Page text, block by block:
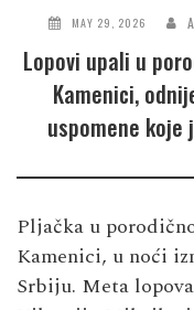
MAY 29, 2026
Lopovi upali u
Kamenici,
uspomene koje
Pljačka u
Kamenici, u noći
Srbiju. Meta